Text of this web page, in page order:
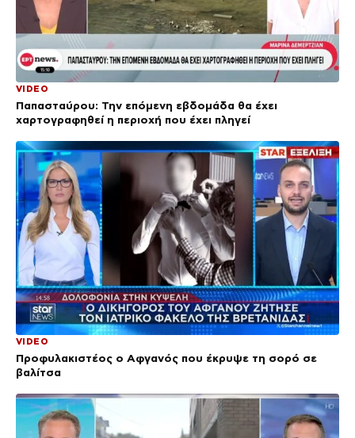
VIDEO
Παπασταύρου: Την επόμενη εβδομάδα θα έχει
χαρτογραφηθεί η περιοχή που έχει πληγεί
VIDEO
Προφυλακιστέος ο Αφγανός που έκρυψε τη σορό σε
βαλίτσα